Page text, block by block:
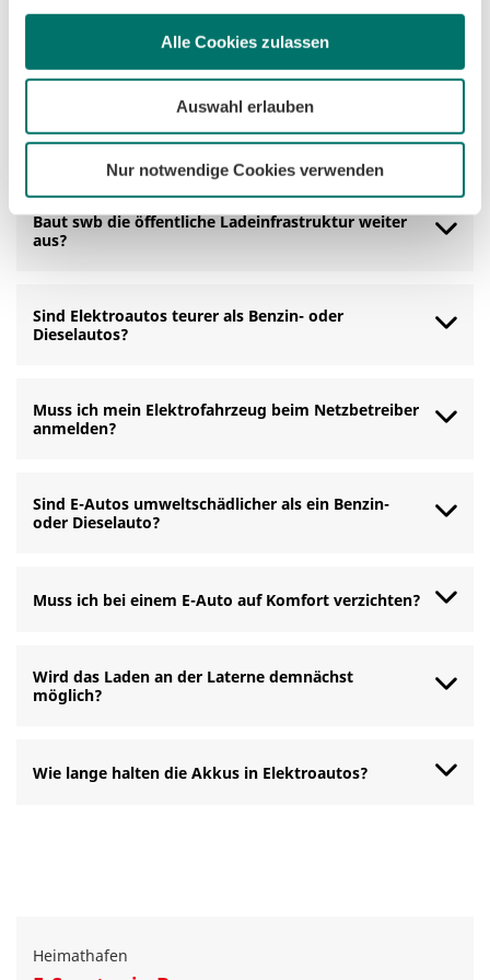
Alle Cookies zulassen
Auswahl erlauben
Nur notwendige Cookies verwenden
Ist das Laden von E-Autos nicht zu kompliziert?
Gibt es eine ausreichende Ladeinfrastruktur?
Baut swb die öffentliche Ladeinfrastruktur weiter
aus?
Sind Elektroautos teurer als Benzin- oder
Dieselautos?
Muss ich mein Elektrofahrzeug beim Netzbetreiber
anmelden?
Sind E-Autos umweltschädlicher als ein Benzin-
oder Dieselauto?
Muss ich bei einem E-Auto auf Komfort verzichten?
Wird das Laden an der Laterne demnächst
möglich?
Wie lange halten die Akkus in Elektroautos?
Heimathafen